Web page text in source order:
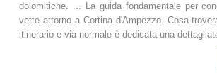
dolomitiche. ... La guida fondamentale per
vette attorno a Cortina d'Ampezzo. Cosa
itinerario e via normale è dedicata una